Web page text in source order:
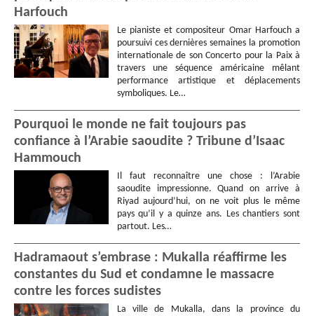
Harfouch
Le pianiste et compositeur Omar Harfouch a
poursuivi ces dernières semaines la promotion
internationale de son Concerto pour la Paix à
travers une séquence américaine mêlant
performance artistique et déplacements
symboliques. Le…
Pourquoi le monde ne fait toujours pas
confiance à l’Arabie saoudite ? Tribune d’Isaac
Hammouch
Il faut reconnaître une chose : l’Arabie
saoudite impressionne. Quand on arrive à
Riyad aujourd’hui, on ne voit plus le même
pays qu’il y a quinze ans. Les chantiers sont
partout. Les…
Hadramaout s’embrase : Mukalla réaffirme les
constantes du Sud et condamne le massacre
contre les forces sudistes
La ville de Mukalla, dans la province du